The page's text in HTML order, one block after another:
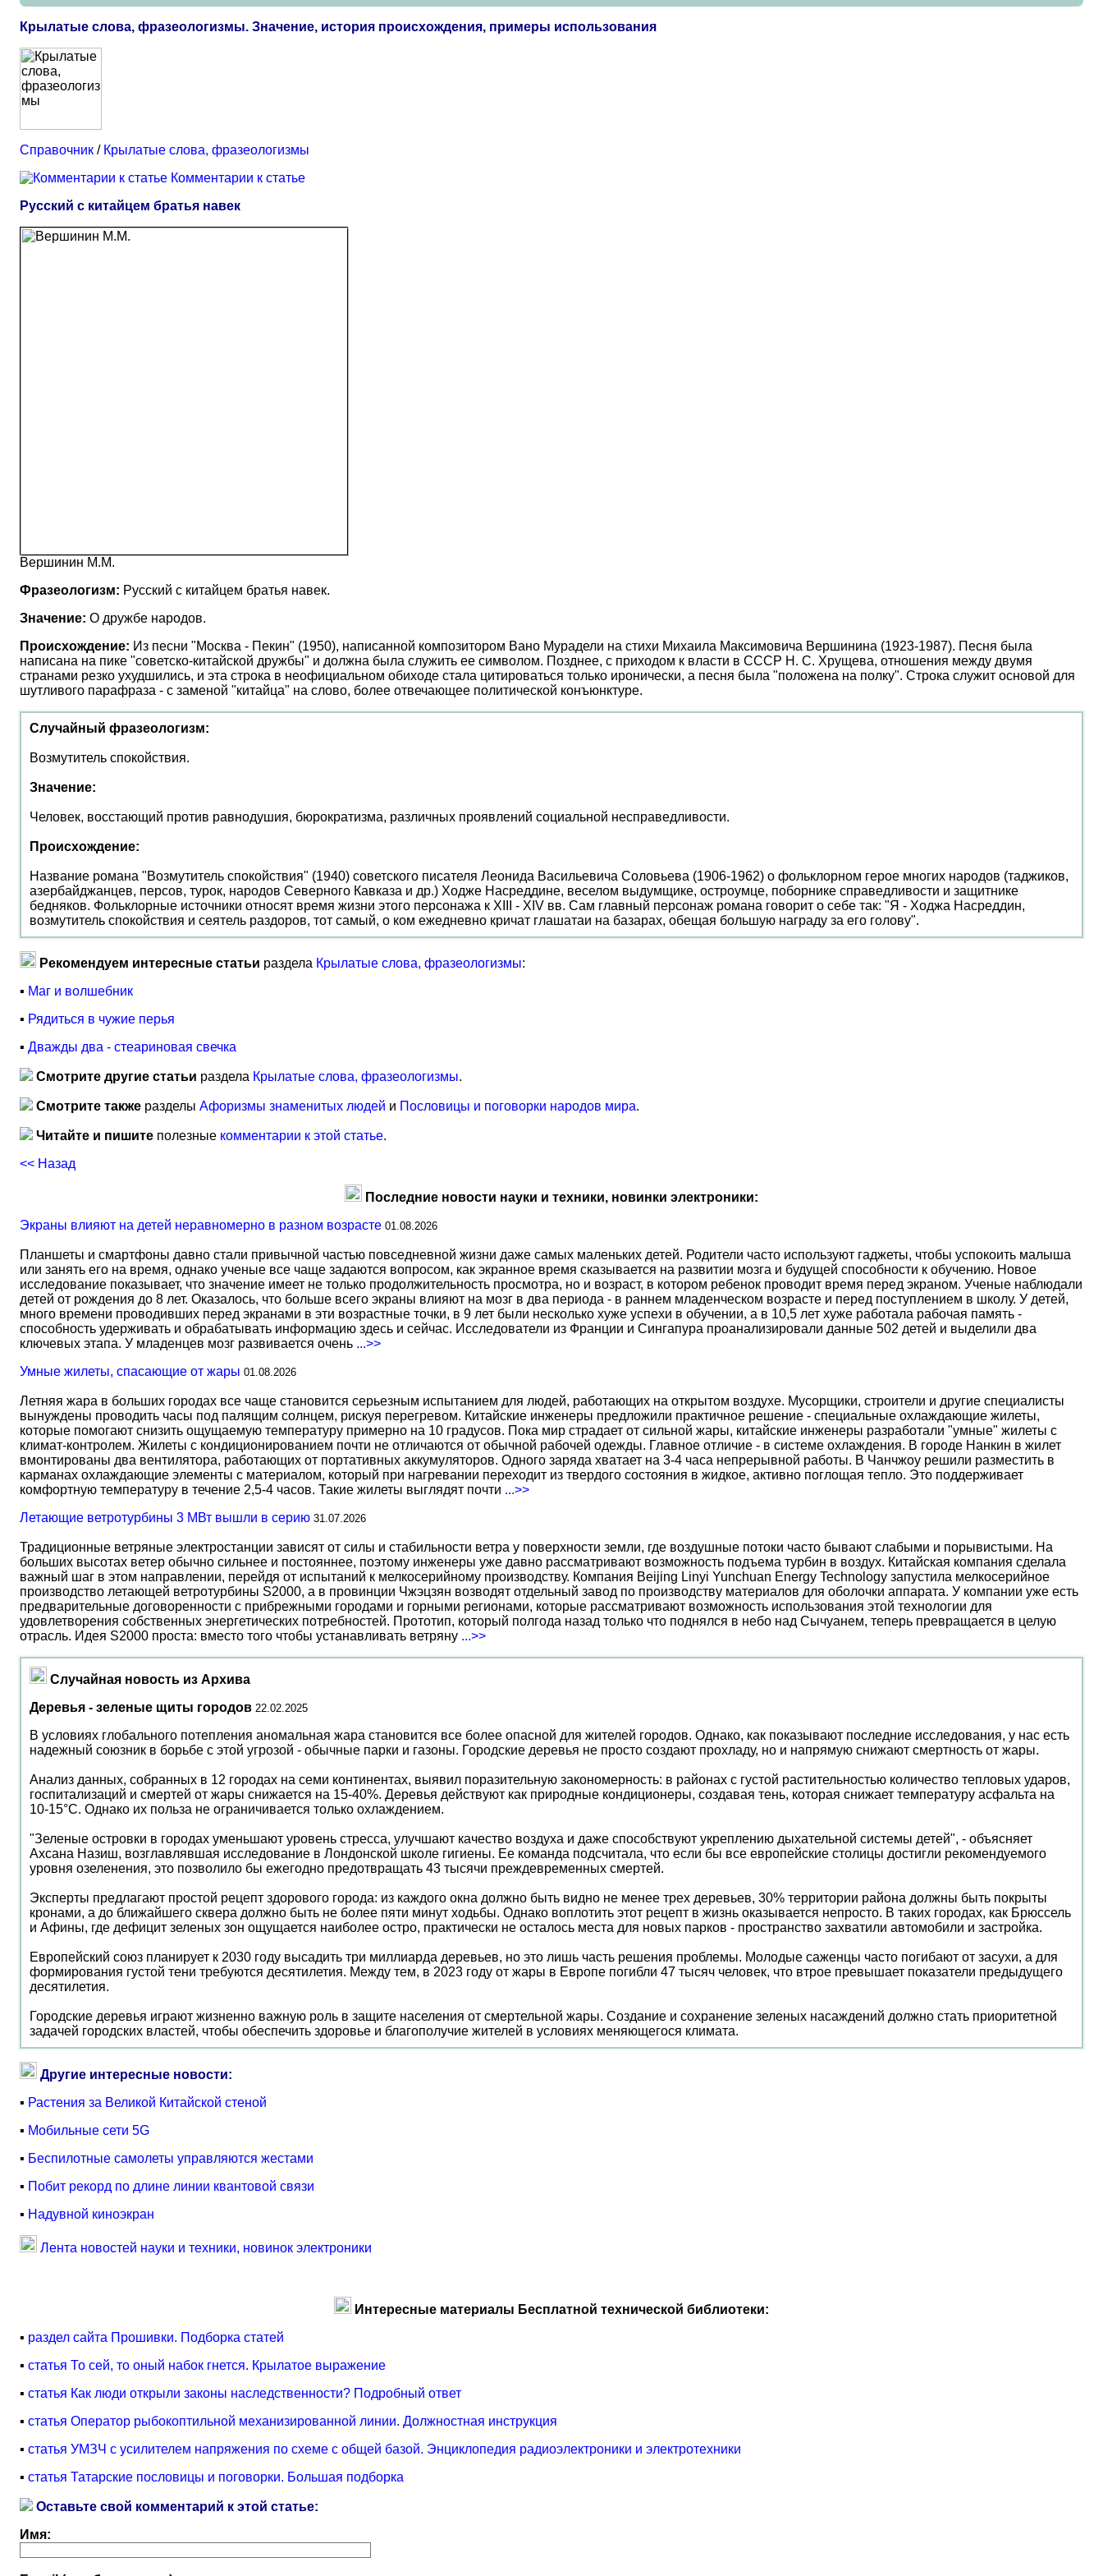
Крылатые слова, фразеологизмы. Значение, история происхождения, примеры использования
Справочник / Крылатые слова, фразеологизмы
Комментарии к статье
Русский с китайцем братья навек
Вершинин М.М.
Фразеологизм: Русский с китайцем братья навек.
Значение: О дружбе народов.
Происхождение: Из песни "Москва - Пекин" (1950), написанной композитором Вано Мурадели на стихи Михаила Максимовича Вершинина (1923-1987). Песня была
написана на пике "советско-китайской дружбы" и должна была служить ее символом. Позднее, с приходом к власти в СССР Н. С. Хрущева, отношения между двумя
странами резко ухудшились, и эта строка в неофициальном обиходе стала цитироваться только иронически, а песня была "положена на полку". Строка служит основой для
шутливого парафраза - с заменой "китайца" на слово, более отвечающее политической конъюнктуре.
Случайный фразеологизм:
Возмутитель спокойствия.
Значение:
Человек, восстающий против равнодушия, бюрократизма, различных проявлений социальной несправедливости.
Происхождение:
Название романа "Возмутитель спокойствия" (1940) советского писателя Леонида Васильевича Соловьева (1906-1962) о фольклорном герое многих народов (таджиков,
азербайджанцев, персов, турок, народов Северного Кавказа и др.) Ходже Насреддине, веселом выдумщике, остроумце, поборнике справедливости и защитнике
бедняков. Фольклорные источники относят время жизни этого персонажа к XIII - XIV вв. Сам главный персонаж романа говорит о себе так: "Я - Ходжа Насреддин,
возмутитель спокойствия и сеятель раздоров, тот самый, о ком ежедневно кричат глашатаи на базарах, обещая большую награду за его голову".
Рекомендуем интересные статьи раздела Крылатые слова, фразеологизмы:
▪ Маг и волшебник
▪ Рядиться в чужие перья
▪ Дважды два - стеариновая свечка
Смотрите другие статьи раздела Крылатые слова, фразеологизмы.
Смотрите также разделы Афоризмы знаменитых людей и Пословицы и поговорки народов мира.
Читайте и пишите полезные комментарии к этой статье.
<< Назад
Последние новости науки и техники, новинки электроники:
Экраны влияют на детей неравномерно в разном возрасте 01.08.2026
Планшеты и смартфоны давно стали привычной частью повседневной жизни даже самых маленьких детей. Родители часто используют гаджеты, чтобы успокоить малыша
или занять его на время, однако ученые все чаще задаются вопросом, как экранное время сказывается на развитии мозга и будущей способности к обучению. Новое
исследование показывает, что значение имеет не только продолжительность просмотра, но и возраст, в котором ребенок проводит время перед экраном. Ученые наблюдали
детей от рождения до 8 лет. Оказалось, что больше всего экраны влияют на мозг в два периода - в раннем младенческом возрасте и перед поступлением в школу. У детей,
много времени проводивших перед экранами в эти возрастные точки, в 9 лет были несколько хуже успехи в обучении, а в 10,5 лет хуже работала рабочая память -
способность удерживать и обрабатывать информацию здесь и сейчас. Исследователи из Франции и Сингапура проанализировали данные 502 детей и выделили два
ключевых этапа. У младенцев мозг развивается очень ...>>
Умные жилеты, спасающие от жары 01.08.2026
Летняя жара в больших городах все чаще становится серьезным испытанием для людей, работающих на открытом воздухе. Мусорщики, строители и другие специалисты
вынуждены проводить часы под палящим солнцем, рискуя перегревом. Китайские инженеры предложили практичное решение - специальные охлаждающие жилеты,
которые помогают снизить ощущаемую температуру примерно на 10 градусов. Пока мир страдает от сильной жары, китайские инженеры разработали "умные" жилеты с
климат-контролем. Жилеты с кондиционированием почти не отличаются от обычной рабочей одежды. Главное отличие - в системе охлаждения. В городе Нанкин в жилет
вмонтированы два вентилятора, работающих от портативных аккумуляторов. Одного заряда хватает на 3-4 часа непрерывной работы. В Чанчжоу решили разместить в
карманах охлаждающие элементы с материалом, который при нагревании переходит из твердого состояния в жидкое, активно поглощая тепло. Это поддерживает
комфортную температуру в течение 2,5-4 часов. Такие жилеты выглядят почти ...>>
Летающие ветротурбины 3 МВт вышли в серию 31.07.2026
Традиционные ветряные электростанции зависят от силы и стабильности ветра у поверхности земли, где воздушные потоки часто бывают слабыми и порывистыми. На
больших высотах ветер обычно сильнее и постояннее, поэтому инженеры уже давно рассматривают возможность подъема турбин в воздух. Китайская компания сделала
важный шаг в этом направлении, перейдя от испытаний к мелкосерийному производству. Компания Beijing Linyi Yunchuan Energy Technology запустила мелкосерийное
производство летающей ветротурбины S2000, а в провинции Чжэцзян возводят отдельный завод по производству материалов для оболочки аппарата. У компании уже есть
предварительные договоренности с прибрежными городами и горными регионами, которые рассматривают возможность использования этой технологии для
удовлетворения собственных энергетических потребностей. Прототип, который полгода назад только что поднялся в небо над Сычуанем, теперь превращается в целую
отрасль. Идея S2000 проста: вместо того чтобы устанавливать ветряну ...>>
Случайная новость из Архива
Деревья - зеленые щиты городов 22.02.2025
В условиях глобального потепления аномальная жара становится все более опасной для жителей городов. Однако, как показывают последние исследования, у нас есть
надежный союзник в борьбе с этой угрозой - обычные парки и газоны. Городские деревья не просто создают прохладу, но и напрямую снижают смертность от жары.
Анализ данных, собранных в 12 городах на семи континентах, выявил поразительную закономерность: в районах с густой растительностью количество тепловых ударов,
госпитализаций и смертей от жары снижается на 15-40%. Деревья действуют как природные кондиционеры, создавая тень, которая снижает температуру асфальта на
10-15°C. Однако их польза не ограничивается только охлаждением.
"Зеленые островки в городах уменьшают уровень стресса, улучшают качество воздуха и даже способствуют укреплению дыхательной системы детей", - объясняет
Ахсана Назиш, возглавлявшая исследование в Лондонской школе гигиены. Ее команда подсчитала, что если бы все европейские столицы достигли рекомендуемого
уровня озеленения, это позволило бы ежегодно предотвращать 43 тысячи преждевременных смертей.
Эксперты предлагают простой рецепт здорового города: из каждого окна должно быть видно не менее трех деревьев, 30% территории района должны быть покрыты
кронами, а до ближайшего сквера должно быть не более пяти минут ходьбы. Однако воплотить этот рецепт в жизнь оказывается непросто. В таких городах, как Брюссель
и Афины, где дефицит зеленых зон ощущается наиболее остро, практически не осталось места для новых парков - пространство захватили автомобили и застройка.
Европейский союз планирует к 2030 году высадить три миллиарда деревьев, но это лишь часть решения проблемы. Молодые саженцы часто погибают от засухи, а для
формирования густой тени требуются десятилетия. Между тем, в 2023 году от жары в Европе погибли 47 тысяч человек, что втрое превышает показатели предыдущего
десятилетия.
Городские деревья играют жизненно важную роль в защите населения от смертельной жары. Создание и сохранение зеленых насаждений должно стать приоритетной
задачей городских властей, чтобы обеспечить здоровье и благополучие жителей в условиях меняющегося климата.
Другие интересные новости:
▪ Растения за Великой Китайской стеной
▪ Мобильные сети 5G
▪ Беспилотные самолеты управляются жестами
▪ Побит рекорд по длине линии квантовой связи
▪ Надувной киноэкран
Лента новостей науки и техники, новинок электроники
Интересные материалы Бесплатной технической библиотеки:
▪ раздел сайта Прошивки. Подборка статей
▪ статья То сей, то оный набок гнется. Крылатое выражение
▪ статья Как люди открыли законы наследственности? Подробный ответ
▪ статья Оператор рыбокоптильной механизированной линии. Должностная инструкция
▪ статья УМЗЧ с усилителем напряжения по схеме с общей базой. Энциклопедия радиоэлектроники и электротехники
▪ статья Татарские пословицы и поговорки. Большая подборка
Оставьте свой комментарий к этой статье:
Имя: